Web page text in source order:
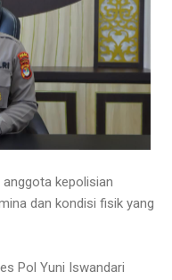
kepolisian
dan kondisi fisik yang
Pol Yuni Iswandari